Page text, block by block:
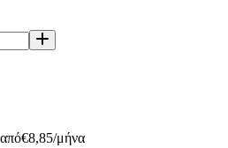
από€8,85/μήνα